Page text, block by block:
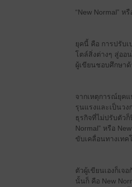
“New Normal” ห
ยุคนี้ คือ การปรับ
โตล์สิ่งต่างๆ สู่ออ
ผู้เขียนชอบศึกษา
จากเหตุการณ์ยุค
รุนแรงและเป็นวง
ธุรกิจที่ไม่ปรับตัวก็
Normal” หรือ
ขับเคลื่อนทางเทค
ตัวผู้เขียนเองก็เ
นั้นก็ คือ New